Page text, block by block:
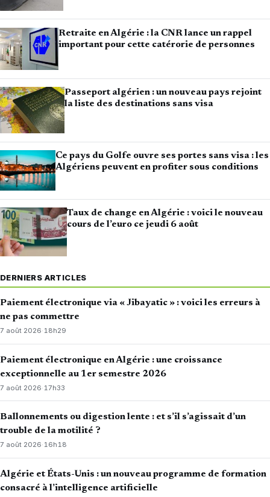
Retraite en Algérie : la CNR lance un rappel
important pour cette catérorie de personnes
Passeport algérien : un nouveau pays rejoint
la liste des destinations sans visa
Ce pays du Golfe ouvre ses portes sans visa : les
Algériens peuvent en profiter sous conditions
Taux de change en Algérie : voici le nouveau
cours de l’euro ce jeudi 6 août
DERNIERS ARTICLES
Paiement électronique via « Jibayatic » : voici les erreurs à
ne pas commettre
7 août 2026·18h29
Paiement électronique en Algérie : une croissance
exceptionnelle au 1er semestre 2026
7 août 2026· 17h33
Ballonnements ou digestion lente : et s’il s’agissait d’un
trouble de la motilité ?
7 août 2026·16h18
Algérie et États-Unis : un nouveau programme de formation
consacré à l’intelligence artificielle